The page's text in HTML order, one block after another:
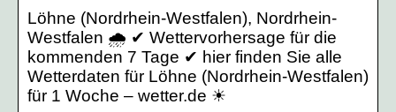
Löhne (Nordrhein-Westfalen), Nordrhein-
Westfalen 🌧️ ✔ Wettervorhersage für die
kommenden 7 Tage ✔ hier finden Sie alle
Wetterdaten für Löhne (Nordrhein-Westfalen)
für 1 Woche – wetter.de ☀